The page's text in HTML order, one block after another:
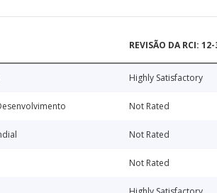
REVISÃO DA RCI:
Highly Satisfactory
Not Rated
Not Rated
Not Rated